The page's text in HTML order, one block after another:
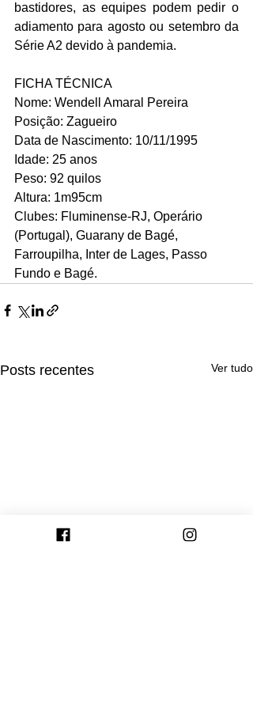
bastidores, as equipes podem pedir o
adiamento para agosto ou setembro da
Série A2 devido à pandemia.
FICHA TÉCNICA
Nome: Wendell Amaral Pereira
Posição: Zagueiro
Data de Nascimento: 10/11/1995
Idade: 25 anos
Peso: 92 quilos
Altura: 1m95cm
Clubes: Fluminense-RJ, Operário
(Portugal), Guarany de Bagé,
Farroupilha, Inter de Lages, Passo
Fundo e Bagé.
Posts recentes Ver tudo